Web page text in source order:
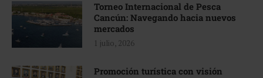
Torneo Internacional de Pesca
Cancún: Navegando hacia nuevos
mercados
1 julio, 2026
Promoción turística con visión